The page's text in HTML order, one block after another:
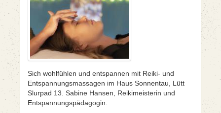
Sich wohlfühlen und entspannen mit Reiki- und
Entspannungsmassagen im Haus Sonnentau, Lütt
Slurpad 13. Sabine Hansen, Reikimeisterin und
Entspannungspädagogin.